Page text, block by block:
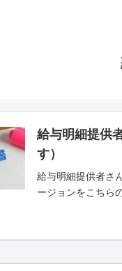
給与明細提供
す）
給与明細提供者さ
ージョンをこちら